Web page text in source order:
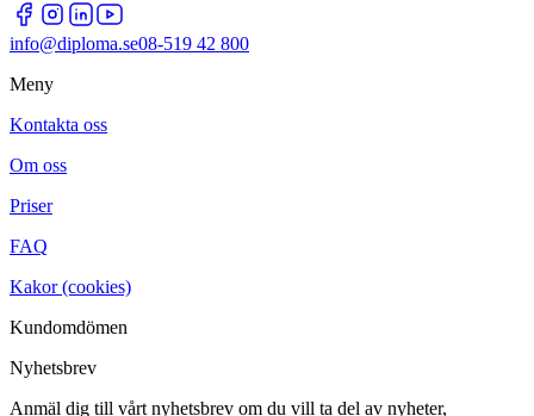
info@diploma.se08-519 42 800
Meny
Kontakta oss
Om oss
Priser
FAQ
Kakor (cookies)
Kundomdömen
Nyhetsbrev
Anmäl dig till vårt nyhetsbrev om du vill ta del av nyheter,